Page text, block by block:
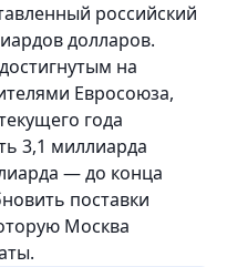
российский
долларов.
на
Евросоюза,
года
3,1 миллиарда
— до конца
поставки
Москва